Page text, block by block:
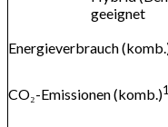
geeignet
Energieverbrauch
CO₂-Emissionen (komb.)1